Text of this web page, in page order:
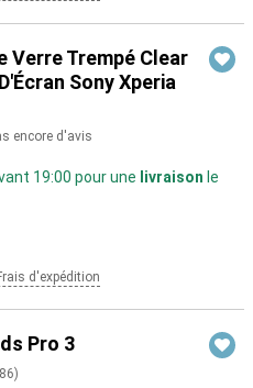
Verre Trempé Clear
Sony Xperia
encore d'avis
19:00 pour une livraison le
d'expédition
Pro 3
)